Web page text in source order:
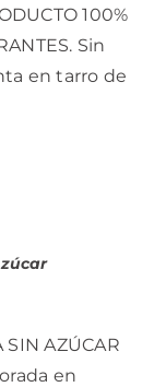
100%
Sin
en tarro de
AZÚCAR
en